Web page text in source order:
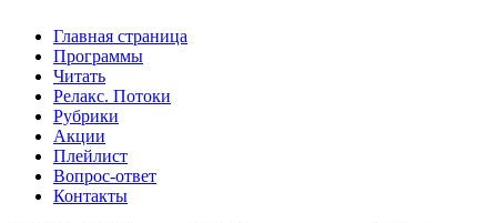
Главная страница
Программы
Читать
Релакс. Потоки
Рубрики
Акции
Плейлист
Вопрос-ответ
Контакты